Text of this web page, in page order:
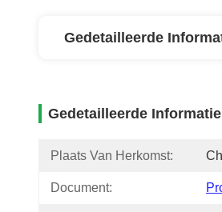
Gedetailleerde
Gedetailleerde Informatie
Plaats Van Herkomst:
Document: